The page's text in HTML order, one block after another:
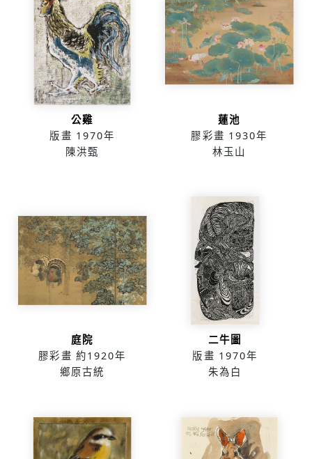
公雞
版畫 1970年
陳洪甄
蓮池
膠彩畫 1930年
林玉山
庭院
膠彩畫 約1920年
鄉原古統
二牛圖
版畫 1970年
朱為白